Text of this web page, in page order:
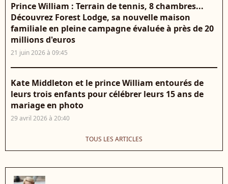
Prince William : Terrain de tennis, 8 chambres...
Découvrez Forest Lodge, sa nouvelle maison
familiale en pleine campagne évaluée à près de 20
millions d'euros
21 juin 2026 à 09:45
Kate Middleton et le prince William entourés de
leurs trois enfants pour célébrer leurs 15 ans de
mariage en photo
29 avril 2026 à 20:40
TOUS LES ARTICLES